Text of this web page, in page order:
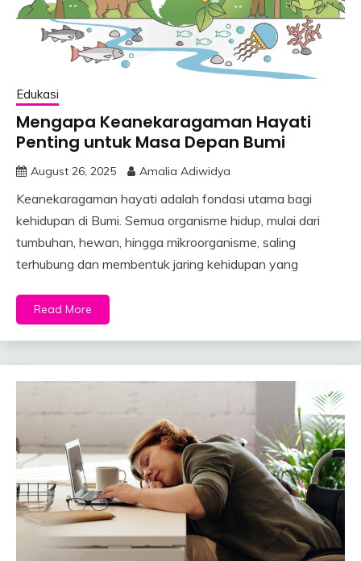
Edukasi
Mengapa Keanekaragaman Hayati
Penting untuk Masa Depan Bumi
August 26, 2025 Amalia Adiwidya
Keanekaragaman hayati adalah fondasi utama bagi
kehidupan di Bumi. Semua organisme hidup, mulai dari
tumbuhan, hewan, hingga mikroorganisme, saling
terhubung dan membentuk jaring kehidupan yang
Read More